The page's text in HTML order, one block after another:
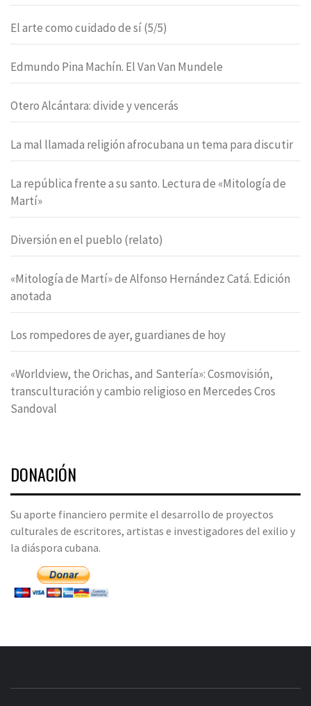
El arte como cuidado de sí (5/5)
Edmundo Pina Machín. El Van Van Mundele
Otero Alcántara: divide y vencerás
La mal llamada religión afrocubana un tema para discutir
La república frente a su santo. Lectura de «Mitología de
Martí»
Diversión en el pueblo (relato)
«Mitología de Martí» de Alfonso Hernández Catá. Edición
anotada
Los rompedores de ayer, guardianes de hoy
«Worldview, the Orichas, and Santería»: Cosmovisión,
transculturación y cambio religioso en Mercedes Cros
Sandoval
DONACIÓN
Su aporte financiero permite el desarrollo de proyectos
culturales de escritores, artistas e investigadores del exilio y
la diáspora cubana.